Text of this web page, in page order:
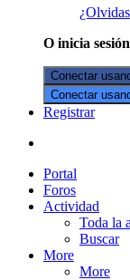
O inicia
Conectar
Conectar
Registrar
Portal
Foros
Actividad
Toda la
Buscar
More
More